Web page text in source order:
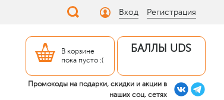
Вход Регистрация
В корзине
пока пусто :(
БАЛЛЫ UDS
Промокоды на подарки, скидки и акции в
наших соц. сетях